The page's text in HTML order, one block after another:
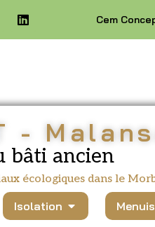
Cem
-
bâti ancien
écologiques dans le
Isolation